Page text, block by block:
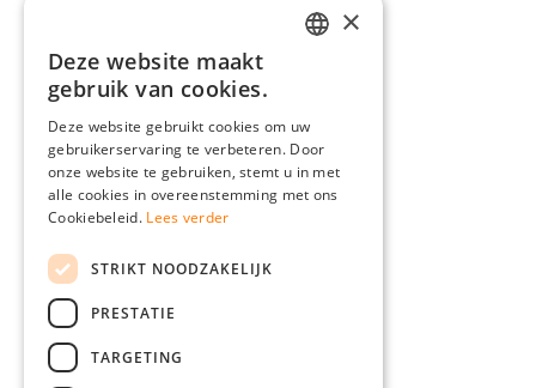
FRENCH
ITALIAN
×
Deze website maakt
gebruik van cookies.
Deze website gebruikt cookies om uw
gebruikerservaring te verbeteren. Door
onze website te gebruiken, stemt u in met
alle cookies in overeenstemming met ons
Cookiebeleid. Lees verder
STRIKT NOODZAKELIJK
PRESTATIE
TARGETING